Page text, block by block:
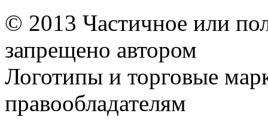
© 2013 Частичное или
запрещено автором
Логотипы и торговые
правообладателям